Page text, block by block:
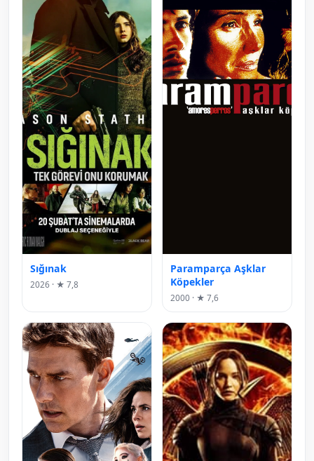
Sığınak
2026 · ★ 7,8
Paramparça Aşklar
Köpekler
2000 · ★ 7,6